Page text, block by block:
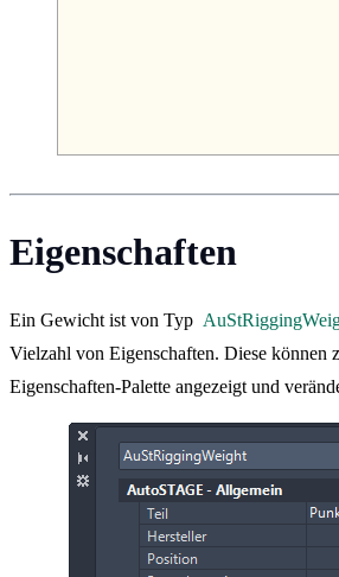
Eigenschaften
Ein Gewicht ist von Typ
Vielzahl von Eigenschaften. Diese können
Eigenschaften-Palette angezeigt und